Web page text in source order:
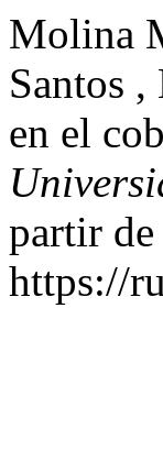
Molina
Santos
en el
partir de
https://